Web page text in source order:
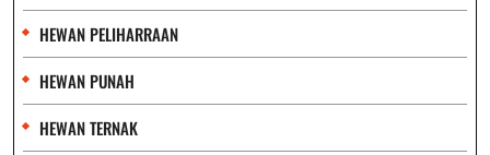
HEWAN PELIHARRAAN
HEWAN PUNAH
HEWAN TERNAK